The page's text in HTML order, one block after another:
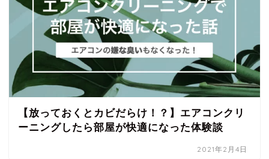
【放っておくとカビだらけ！？】エアコンクリ
ーニングしたら部屋が快適になった体験談
2021年2月4日